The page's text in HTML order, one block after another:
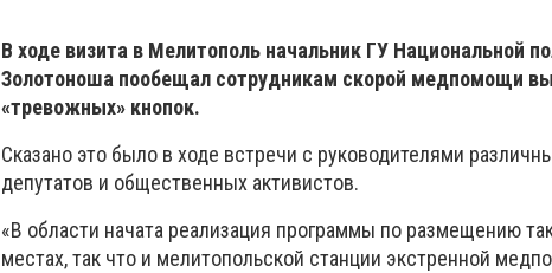
В ходе визита в Мелитополь начальник ГУ Национальной
Золотоноша пообещал сотрудникам скорой медпомощи
«тревожных» кнопок.
Сказано это было в ходе встречи с руководителями
депутатов и общественных активистов.
«В области начата реализация программы по размещению
местах, так что и мелитопольской станции экстренной